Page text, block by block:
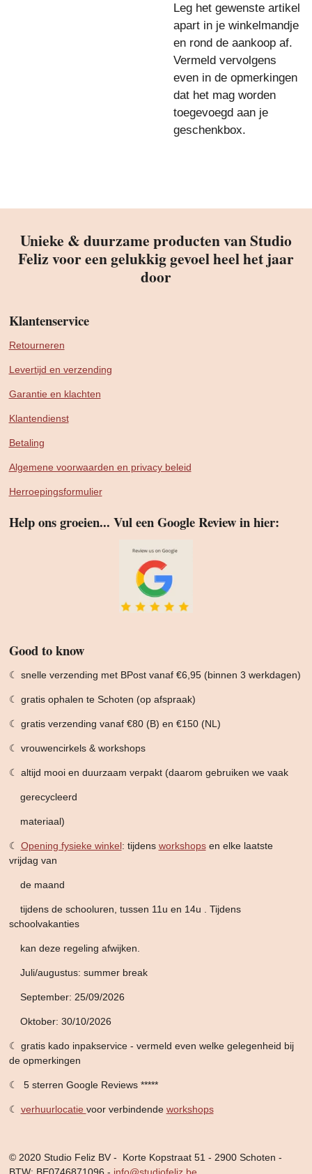
Leg het gewenste artikel
apart in je winkelmandje
en rond de aankoop af.
Vermeld vervolgens
even in de opmerkingen
dat het mag worden
toegevoegd aan je
geschenkbox.
Unieke & duurzame producten van Studio
Feliz voor een gelukkig gevoel heel het jaar
door
Klantenservice
Retourneren
Levertijd en verzending
Garantie en klachten
Klantendienst
Betaling
Algemene voorwaarden en privacy beleid
Herroepingsformulier
Help ons groeien... Vul een Google Review in hier:
Good to know
☾ snelle verzending met BPost vanaf €6,95 (binnen 3 werkdagen)
☾ gratis ophalen te Schoten (op afspraak)
☾ gratis verzending vanaf €80 (B) en €150 (NL)
☾ vrouwencirkels & workshops
☾ altijd mooi en duurzaam verpakt (daarom gebruiken we vaak
gerecycleerd
materiaal)
☾ Opening fysieke winkel: tijdens workshopsen elke laatste
vrijdag van
de maand
tijdens de schooluren, tussen 11u en 14u . Tijdens
schoolvakanties
kan dezeregeling afwijken.
Juli/augustus: summer break
September: 25/09/2026
Oktober: 30/10/2026
☾ gratis kado inpakservice - vermeld even welke gelegenheid bij
de opmerkingen
☾ 5 sterren Google Reviews *****
☾ verhuurlocatie voor verbindende workshops
© 2020 Studio Feliz BV - Korte Kopstraat 51 - 2900 Schoten -